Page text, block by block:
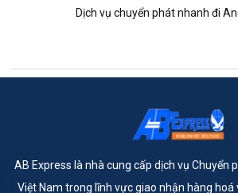
Dịch vụ chuyển phát nhanh đi
AB Express là nhà cung cấp dịch vụ Chuyển
Việt Nam trong lĩnh vực giao nhận hàng hoá